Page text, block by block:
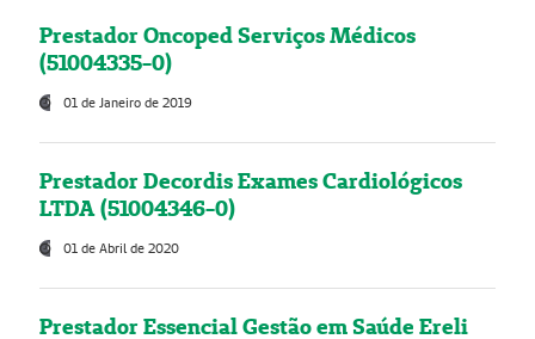
Prestador Oncoped Serviços Médicos
(51004335-0)
01 de Janeiro de 2019
Prestador Decordis Exames Cardiológicos
LTDA (51004346-0)
01 de Abril de 2020
Prestador Essencial Gestão em Saúde Ereli